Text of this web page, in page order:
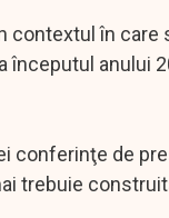
în care
începutul anului
conferinţe de
trebuie